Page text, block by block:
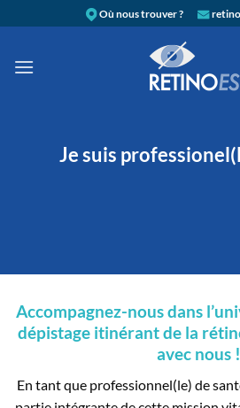
au
Où nous trouver ?
Je suis
Accompagnez-nous dans
dépistage itinérant de la
avec nous !
En tant que professionnel(le) de